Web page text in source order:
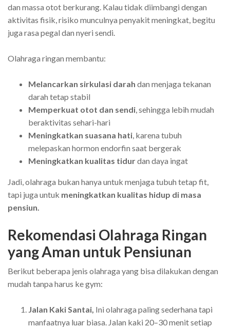
dan massa otot berkurang. Kalau tidak diimbangi dengan
aktivitas fisik, risiko munculnya penyakit meningkat, begitu
juga rasa pegal dan nyeri sendi.
Olahraga ringan membantu:
Melancarkan sirkulasi darah dan menjaga tekanan
darah tetap stabil
Memperkuat otot dan sendi , sehingga lebih mudah
beraktivitas sehari-hari
Meningkatkan suasana hati , karena tubuh
melepaskan hormon endorfin saat bergerak
Meningkatkan kualitas tidurdan daya ingat
Jadi, olahraga bukan hanya untuk menjaga tubuh tetap fit,
tapi juga untuk meningkatkan kualitas hidup di masa
pensiun.
Rekomendasi Olahraga Ringan
yang Aman untuk Pensiunan
Berikut beberapa jenis olahraga yang bisa dilakukan dengan
mudah tanpa harus ke gym:
Jalan Kaki Santai, Ini olahraga paling sederhana tapi
manfaatnya luar biasa. Jalan kaki 20–30 menit setiap